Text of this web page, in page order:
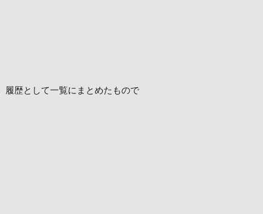
履歴として一覧にまとめたもので